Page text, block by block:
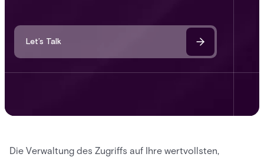
Let’s Talk
Die Verwaltung des Zugriffs auf Ihre wertvollsten,